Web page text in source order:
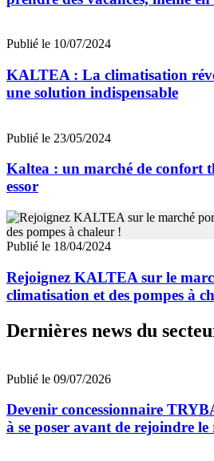
Publié le 10/07/2024
KALTEA : La climatisation
une solution indispensable
Publié le 23/05/2024
Kaltea : un marché de confort
essor
Publié le 18/04/2024
Rejoignez KALTEA sur le
climatisation et des pompes à
Dernières news du
Publié le 09/07/2026
Devenir concessionnaire
à se poser avant de rejoindre le